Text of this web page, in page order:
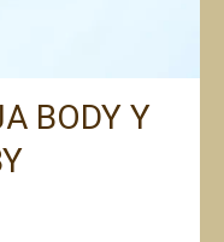
BODY Y